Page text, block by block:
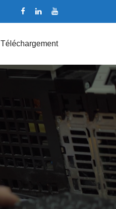
Téléchargement